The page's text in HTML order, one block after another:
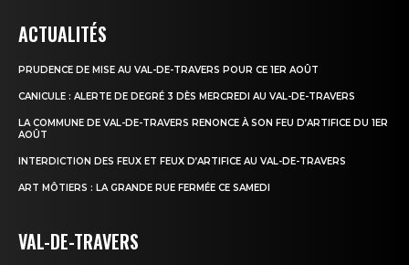
ACTUALITÉS
PRUDENCE DE MISE AU VAL-DE-TRAVERS POUR CE 1ER AOÛT
CANICULE : ALERTE DE DEGRÉ 3 DÈS MERCREDI AU VAL-DE-TRAVERS
LA COMMUNE DE VAL-DE-TRAVERS RENONCE À SON FEU D’ARTIFICE DU 1ER
AOÛT
INTERDICTION DES FEUX ET FEUX D’ARTIFICE AU VAL-DE-TRAVERS
ART MÔTIERS : LA GRANDE RUE FERMÉE CE SAMEDI
VAL-DE-TRAVERS